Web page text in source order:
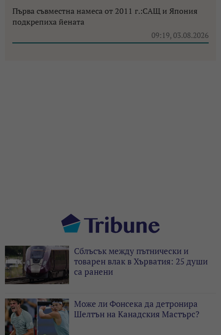
Първа съвместна намеса от 2011 г.:САЩ и Япония
подкрепиха йената
09:19, 03.08.2026
Сблъсък между пътнически и
товарен влак в Хърватия: 25 души
са ранени
Може ли Фонсека да детронира
Шелтън на Канадския Мастърс?